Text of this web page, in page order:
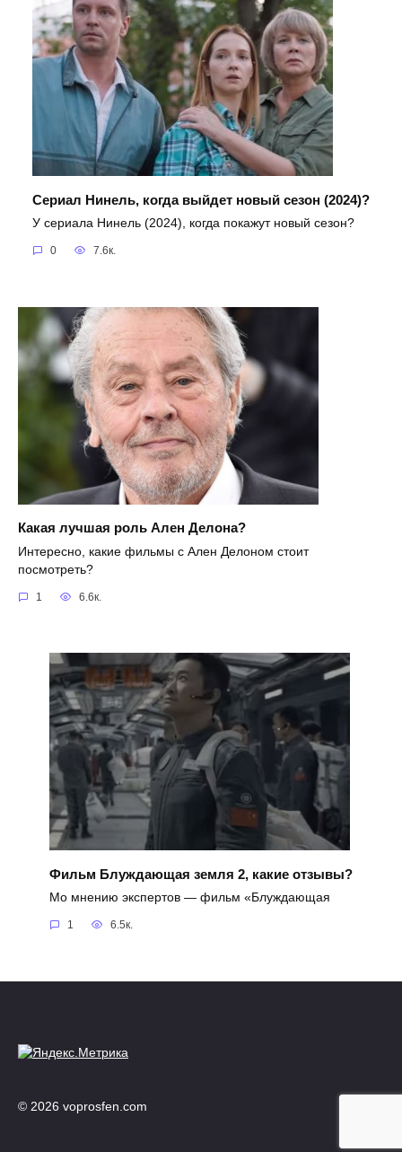
Сериал Нинель, когда выйдет новый сезон (2024)?
У сериала Нинель (2024), когда покажут новый сезон?
0 7.6к.
Какая лучшая роль Ален Делона?
Интересно, какие фильмы с Ален Делоном стоит
посмотреть?
1 6.6к.
Фильм Блуждающая земля 2, какие отзывы?
Мо мнению экспертов — фильм «Блуждающая
1 6.5к.
© 2026 voprosfen.com